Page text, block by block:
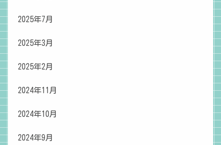
2025年7月
2025年3月
2025年2月
2024年11月
2024年10月
2024年9月